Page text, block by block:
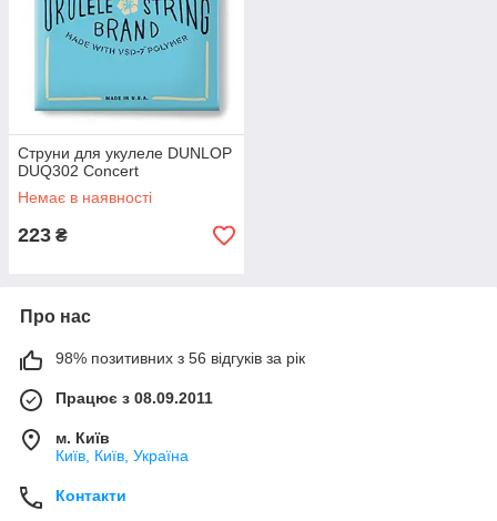
Струни для укулеле DUNLOP
DUQ302 Concert
Немає в наявності
223 ₴
Про нас
98% позитивних з 56 відгуків за рік
Працює з 08.09.2011
м. Київ
Київ, Київ, Україна
Контакти